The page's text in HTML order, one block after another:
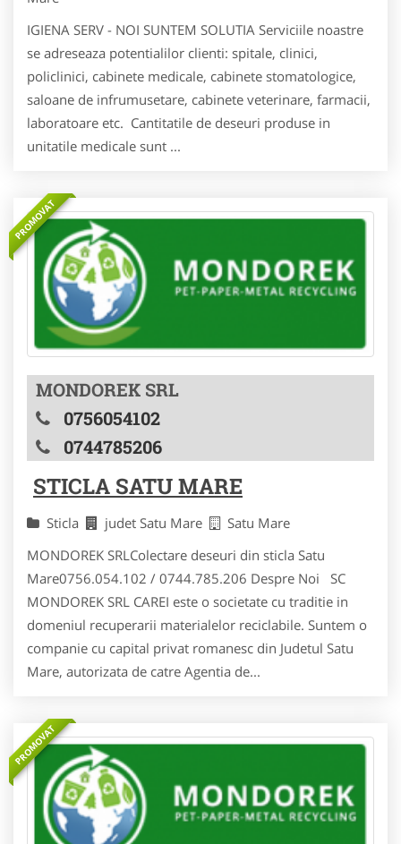
IGIENA SERV - NOI SUNTEM SOLUTIA Serviciile noastre
se adreseaza potentialilor clienti: spitale, clinici,
policlinici, cabinete medicale, cabinete stomatologice,
saloane de infrumusetare, cabinete veterinare, farmacii,
laboratoare etc. Cantitatile de deseuri produse in
unitatile medicale sunt ...
PROMOVAT
MONDOREK SRL
0756054102
0744785206
STICLA SATU MARE
Sticla judet Satu Mare
Satu Mare
MONDOREK SRLColectare deseuri din sticla Satu
Mare0756.054.102 / 0744.785.206 Despre Noi SC
MONDOREK SRL CAREI este o societate cu traditie in
domeniul recuperarii materialelor reciclabile. Suntem o
companie cu capital privat romanesc din Judetul Satu
Mare, autorizata de catre Agentia de...
PROMOVAT